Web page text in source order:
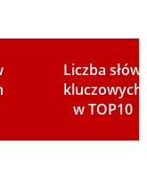
Liczba słów
kluczowych
w TOP10